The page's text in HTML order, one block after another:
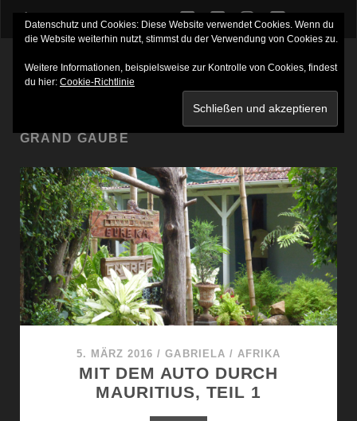
twitterfacebookinstagram
youtube
WESTIN TURTLE BAY. LUX
GRAND GAUBE
5. MÄRZ 2016 /GABRIELA / AFRIKA
MIT DEM AUTO DURCH
MAURITIUS, TEIL 1
Datenschutz und Cookies: Diese Website verwendet Cookies. Wenn du
die Website weiterhin nutzt, stimmst du der Verwendung von Cookies zu.
Weitere Informationen, beispielsweise zur Kontrolle von Cookies, findest
du hier: Cookie-Richtlinie